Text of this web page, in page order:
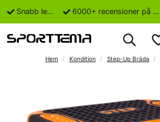
Snabb leverans 6000+ recensioner på Trustpilot
Hem Kondition Step-Up Bräda